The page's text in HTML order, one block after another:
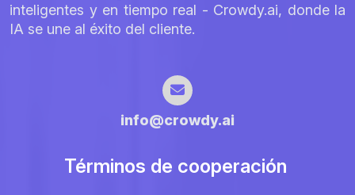
inteligentes y en tiempo real - Crowdy.ai, donde la
IA se une al éxito del cliente.
info@crowdy.ai
Términos de cooperación